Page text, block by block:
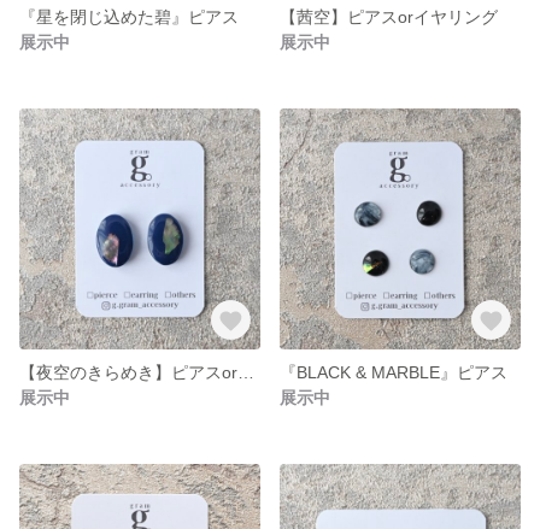
『星を閉じ込めた碧』ピアス
展示中
【茜空】ピアスorイヤリング
展示中
展示中
『BLACK & MARBLE』ピアス
展示中